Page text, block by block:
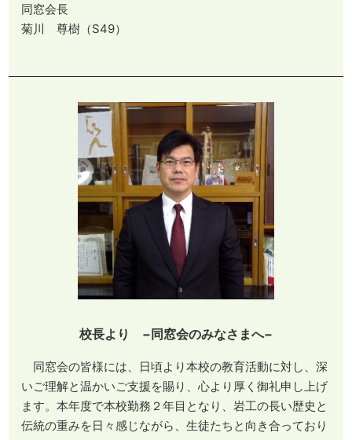
同窓会長
菊川 尊樹（S49）
校長より −同窓会のみなさまへ−
同窓会の皆様には、日頃より本校の教育活動に対し、深
いご理解と温かいご支援を賜り、心より厚く御礼申し上げ
ます。本年度で本校勤務２年目となり、岩工の長い歴史と
伝統の重みを日々感じながら、生徒たちと向き合っており